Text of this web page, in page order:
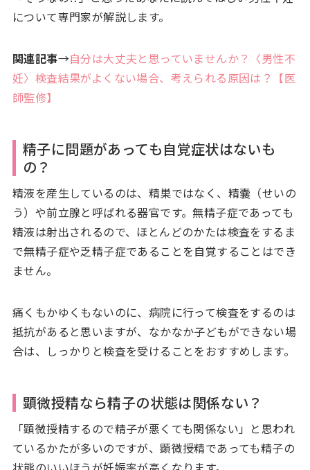
について専門家が解説します。
関連記事→自分は大丈夫と思っていませんか？〈男性不
妊〉検査結果がよくない場合、考えられる原因は？【医
師監修】
精子に問題があっても自覚症状はないも
の？
精液を産生しているのは、精巣ではなく、精嚢（せいの
う）や前立腺と呼ばれる器官です。無精子症であっても
精液は射出されるので、ほとんどのかたは検査をするま
で無精子症や乏精子症であることを自覚することはでき
ません。
痛くもかゆくもないのに、病院に行って検査をするのは
抵抗があると思いますが、なかなか子どもができない場
合は、しっかりと検査を受けることをおすすめします。
顕微授精なら精子の状態は関係ない？
「顕微授精するので精子が悪くても関係ない」と思われ
ているかたが多いのですが、顕微授精であっても精子の